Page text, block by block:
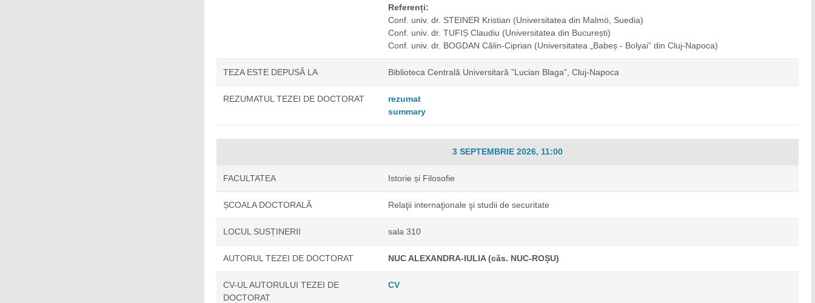
Referenți:
Conf. univ. dr. STEINER Kristian (Universitatea din Malmö, Suedia)
Conf. univ. dr. TUFIȘ Claudiu (Universitatea din București)
Conf. univ. dr. BOGDAN Călin-Ciprian (Universitatea „Babeș - Bolyai” din Cluj-Napoca)
TEZA ESTE DEPUSĂ LA Biblioteca Centrală Universitară ”Lucian Blaga”, Cluj-Napoca
REZUMATUL TEZEI DE DOCTORAT
rezumat
summary
3 SEPTEMBRIE 2026, 11:00
FACULTATEA Istorie și Filosofie
ȘCOALA DOCTORALĂ Relaţii internaţionale şi studii de securitate
LOCUL SUSȚINERII sala 310
AUTORUL TEZEI DE DOCTORAT NUC ALEXANDRA-IULIA (căs. NUC-ROȘU)
CV-UL AUTORULUI TEZEI DE
DOCTORAT
CV